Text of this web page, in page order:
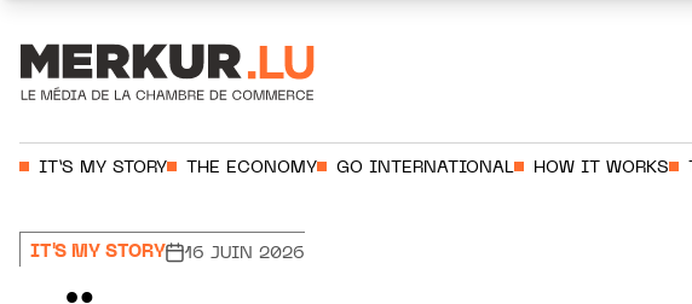
IT’S MY STORY THE ECONOMY GO INTERNATIONAL HOW IT WORKS
IT'S MY STORY 16 JUIN 2026